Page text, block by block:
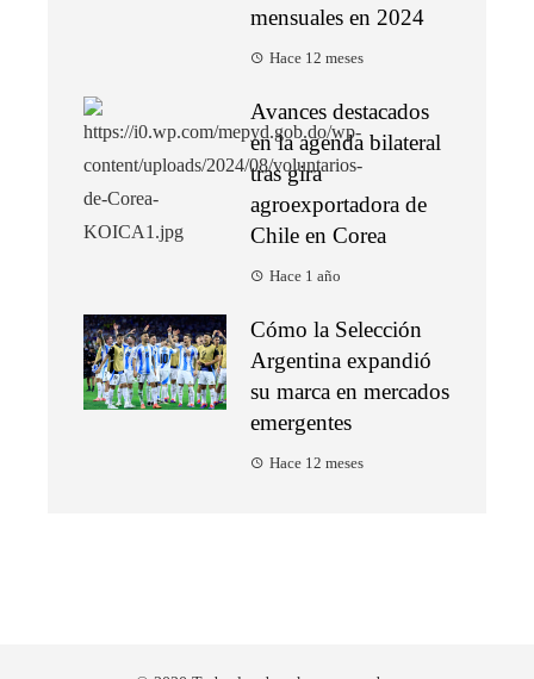
mensuales en 2024
Hace 12 meses
Avances destacados
en la agenda bilateral
tras gira
agroexportadora de
Chile en Corea
Hace 1 año
Cómo la Selección
Argentina expandió
su marca en mercados
emergentes
Hace 12 meses